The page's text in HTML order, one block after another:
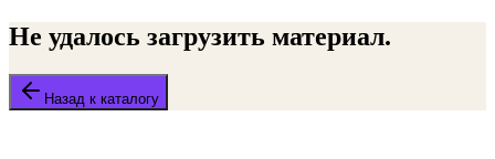
Не удалось загрузить материал.
Назад к каталогу